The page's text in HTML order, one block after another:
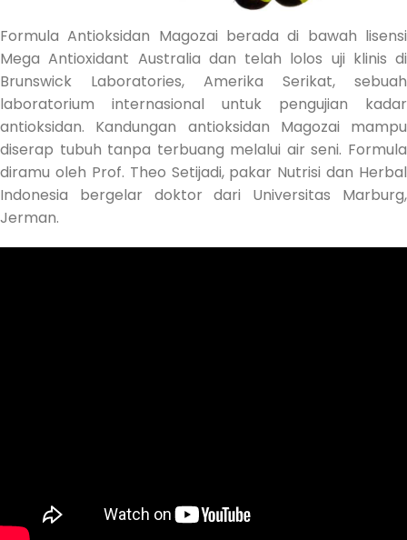
Formula Antioksidan Magozai berada di bawah lisensi
Mega Antioxidant Australia dan telah lolos uji klinis di
Brunswick Laboratories, Amerika Serikat, sebuah
laboratorium internasional untuk pengujian kadar
antioksidan. Kandungan antioksidan Magozai mampu
diserap tubuh tanpa terbuang melalui air seni. Formula
diramu oleh Prof. Theo Setijadi, pakar Nutrisi dan Herbal
Indonesia bergelar doktor dari Universitas Marburg,
Jerman.